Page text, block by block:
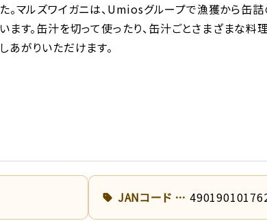
た。マルズワイガニは、Umiosグループで漁獲から缶
います。缶汁を切って使ったり、缶汁ごとさまざまな料
しあがりいただけます。
JANコード